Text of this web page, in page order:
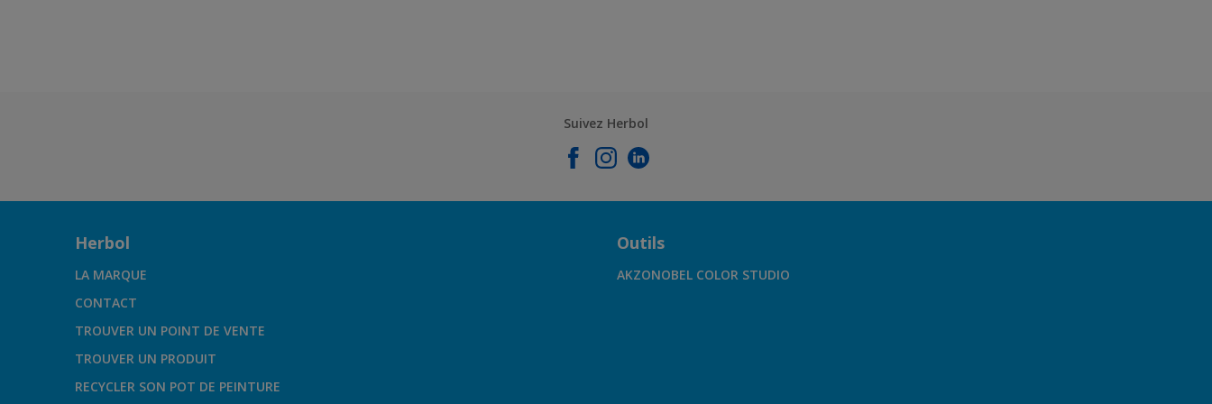
Suivez Herbol
Herbol
LA MARQUE
CONTACT
TROUVER UN POINT DE VENTE
TROUVER UN PRODUIT
RECYCLER SON POT DE PEINTURE
Outils
AKZONOBEL COLOR STUDIO